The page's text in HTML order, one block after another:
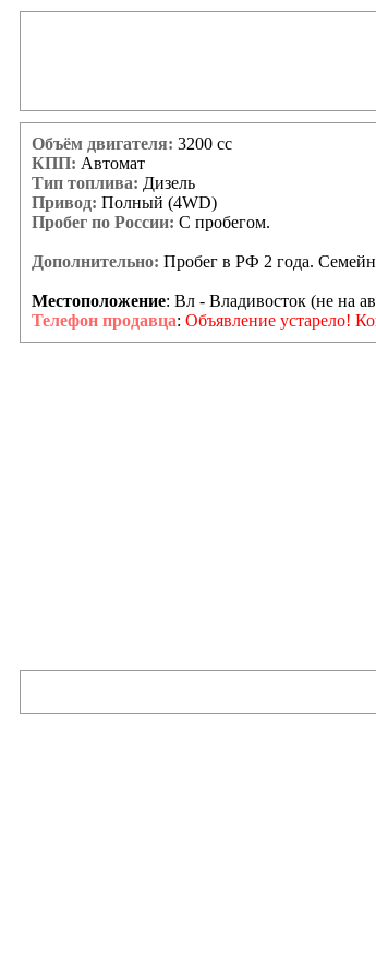
Объём двигателя: 3200 сс
КПП: Автомат
Тип топлива: Дизель
Привод: Полный (4WD)
Пробег по России: С пробегом.
Дополнительно: Пробег в РФ 2 года.
Местоположение: Вл - Владивосток (не на
Телефон продавца: Объявление устарело!